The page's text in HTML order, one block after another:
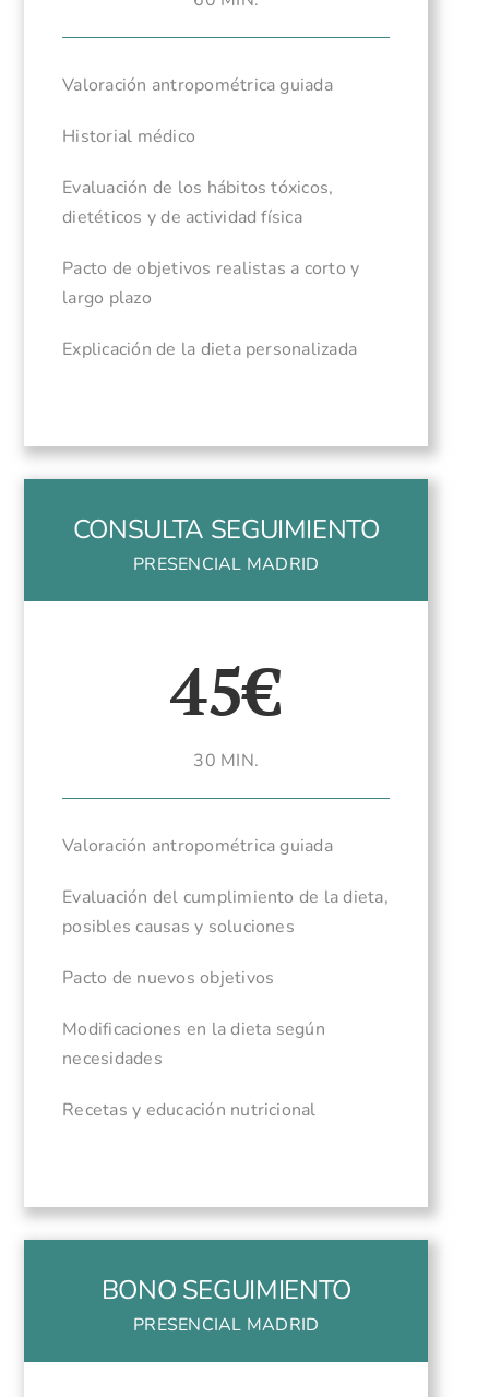
Valoración antropométrica guiada
Historial médico
Evaluación de los hábitos tóxicos,
dietéticos y de actividad física
Pacto de objetivos realistas a corto y
largo plazo
Explicación de la dieta personalizada
CONSULTA SEGUIMIENTO
PRESENCIAL MADRID
45€
30 MIN.
Valoración antropométrica guiada
Evaluación del cumplimiento de la dieta,
posibles causas y soluciones
Pacto de nuevos objetivos
Modificaciones en la dieta según
necesidades
Recetas y educación nutricional
BONO SEGUIMIENTO
PRESENCIAL MADRID